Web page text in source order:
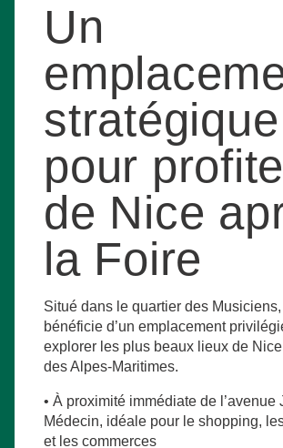
Un
stratégique
pour
de Nice
la Foire
Situé dans le quartier des Musiciens,
bénéficie d’un emplacement
explorer les plus beaux lieux de
des Alpes-Maritimes.
• À proximité immédiate de l’avenue
Médecin, idéale pour le shopping,
et les commerces